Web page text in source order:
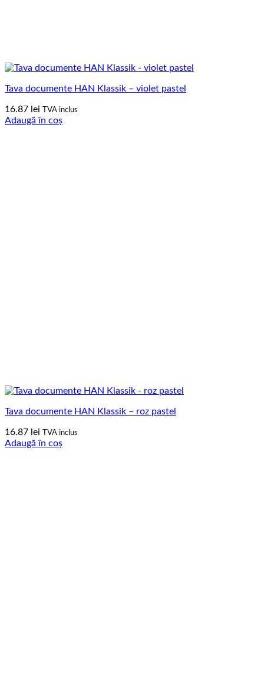
Tava documente HAN Klassik – violet pastel
16.87 lei TVA inclus
Adaugă în coș
Tava documente HAN Klassik – roz pastel
16.87 lei TVA inclus
Adaugă în coș